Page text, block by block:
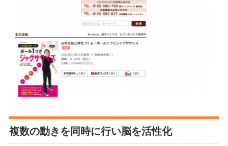
複数の動きを同時に行い脳を活性化